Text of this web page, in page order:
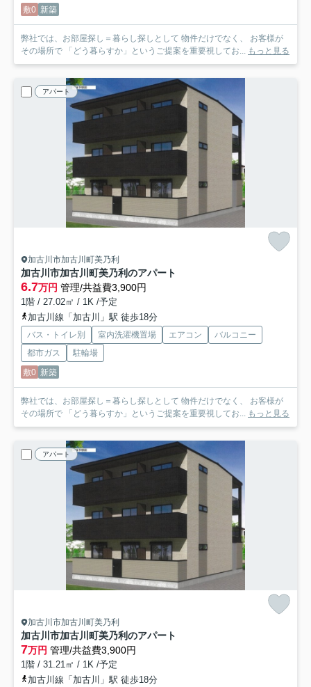
敷0 新築
弊社では、お部屋探し＝暮らし探しとして 物件だけでなく、 お客様が
その場所で 「どう暮らすか」というご提案を重要視してお...
もっと見る
アパート
加古川市加古川町美乃利
加古川市加古川町美乃利のアパート
6.7万円 管理/共益費3,900円
1階 / 27.02㎡ / 1K /予定
加古川線「加古川」駅 徒歩18分
バス・トイレ別 室内洗濯機置場 エアコン
バルコニー
都市ガス
駐輪場
敷0 新築
弊社では、お部屋探し＝暮らし探しとして 物件だけでなく、 お客様が
その場所で 「どう暮らすか」というご提案を重要視してお... もっと見る
アパート
加古川市加古川町美乃利
加古川市加古川町美乃利のアパート
7万円 管理/共益費3,900円
1階 / 31.21㎡ / 1K /予定
加古川線「加古川」駅 徒歩18分